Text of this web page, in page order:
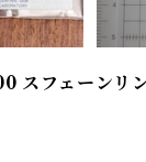
スフェーンリ